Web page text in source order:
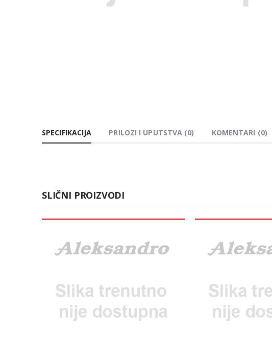
SPECIFIKACIJA PRILOZI I UPUTSTVA (0) KOMENTARI (0)
SLIČNI PROIZVODI